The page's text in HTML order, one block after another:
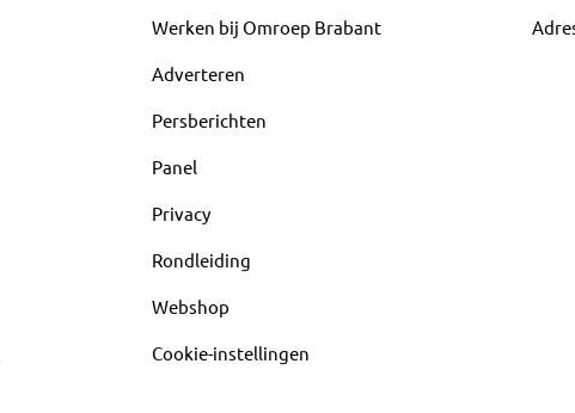
Werken bij Omroep Brabant
Adverteren
Persberichten
Panel
Privacy
Rondleiding
Webshop
Cookie-instellingen